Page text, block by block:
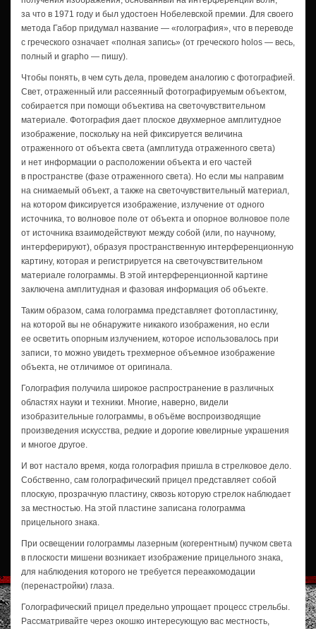
за что в 1971 году и был удостоен Нобелевской премии. Для своего
метода Габор придумал название — «голография», что в переводе
с греческого означает «полная запись» (от греческого hоlоs — весь,
полный и grapho — пишу).
Чтобы понять, в чем суть дела, проведем аналогию с фотографией.
Свет, отраженный или рассеянный фотографируемым объектом,
собирается при помощи объектива на светочувствительном
материале. Фотография дает плоское двухмерное амплитудное
изображение, поскольку на ней фиксируется величина
отраженного от объекта света (амплитуда отраженного света)
и нет информации о расположении объекта и его частей
в пространстве (фазе отраженного света). Но если мы направим
на снимаемый объект, а также на светочувствительный материал,
на котором фиксируется изображение, излучение от одного
источника, то волновое поле от объекта и опорное волновое поле
от источника взаимодействуют между собой (или, по научному,
интерферируют), образуя пространственную интерференционную
картину, которая и регистрируется на светочувствительном
материале голограммы. В этой интерференционной картине
заключена амплитудная и фазовая информация об объекте.
Таким образом, сама голограмма представляет фотопластинку,
на которой вы не обнаружите никакого изображения, но если
ее осветить опорным излучением, которое использовалось при
записи, то можно увидеть трехмерное объемное изображение
объекта, не отличимое от оригинала.
Голография получила широкое распространение в различных
областях науки и техники. Многие, наверно, видели
изобразительные голограммы, в объёме воспроизводящие
произведения искусства, редкие и дорогие ювелирные украшения
и многое другое.
И вот настало время, когда голография пришла в стрелковое дело.
Собственно, сам голографический прицел представляет собой
плоскую, прозрачную пластину, сквозь которую стрелок наблюдает
за местностью. На этой пластине записана голограмма
прицельного знака.
При освещении голограммы лазерным (когерентным) пучком света
в плоскости мишени возникает изображение прицельного знака,
для наблюдения которого не требуется переаккомодации
(перенастройки) глаза.
Голографический прицел предельно упрощает процесс стрельбы.
Рассматривайте через окошко интересующую вас местность,